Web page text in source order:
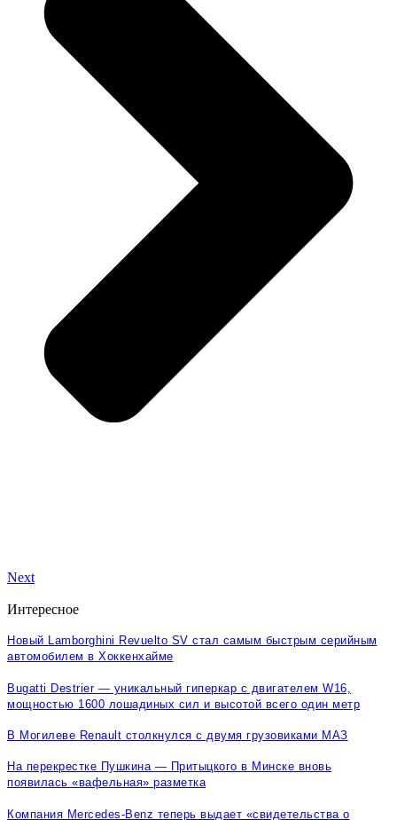
Next
Интересное
Новый Lamborghini Revuelto SV стал самым быстрым серийным
автомобилем в Хоккенхайме
Bugatti Destrier — уникальный гиперкар с двигателем W16,
мощностью 1600 лошадиных сил и высотой всего один метр
В Могилеве Renault столкнулся с двумя грузовиками МАЗ
На перекрестке Пушкина — Притыцкого в Минске вновь
появилась «вафельная» разметка
Компания Mercedes-Benz теперь выдает «свидетельства о